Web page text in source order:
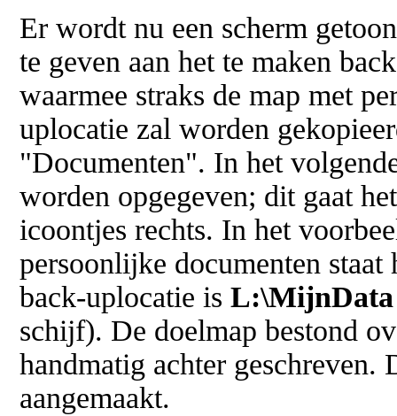
Er wordt nu een scherm
te geven aan het te maken
waarmee straks de map met
uplocatie zal worden
"Documenten". In het
worden opgegeven; dit gaat
icoontjes rechts. In het
persoonlijke documenten
back-uplocatie isL:\MijnData
schijf). De doelmap bestond
handmatig achter geschreven.
aangemaakt.